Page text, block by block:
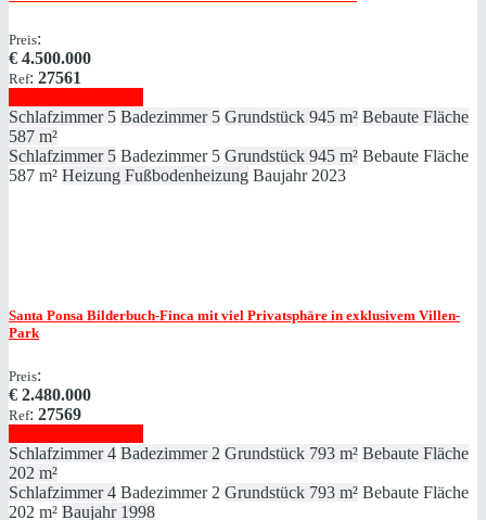
Preis:
€ 4.500.000
Ref: 27561
Schlafzimmer 5 Badezimmer 5 Grundstück 945 m² Bebaute Fläche
587 m²
Schlafzimmer 5 Badezimmer 5 Grundstück 945 m² Bebaute Fläche
587 m² Heizung Fußbodenheizung Baujahr 2023
Santa Ponsa Bilderbuch-Finca mit viel Privatsphäre in exklusivem Villen-
Park
Preis:
€ 2.480.000
Ref: 27569
Schlafzimmer 4 Badezimmer 2 Grundstück 793 m² Bebaute Fläche
202 m²
Schlafzimmer 4 Badezimmer 2 Grundstück 793 m² Bebaute Fläche
202 m² Baujahr 1998